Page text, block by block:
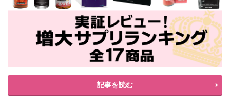
記事を読む